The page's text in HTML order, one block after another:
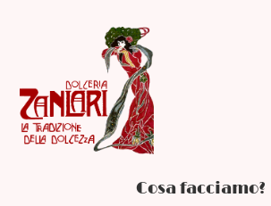
Cosa facciamo?